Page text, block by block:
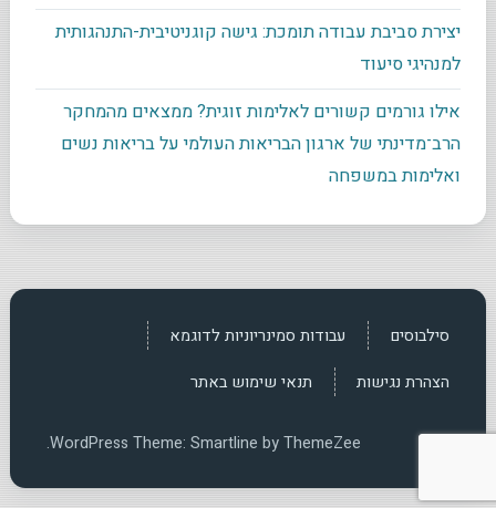
יצירת סביבת עבודה תומכת: גישה קוגניטיבית-התנהגותית
למנהיגי סיעוד
אילו גורמים קשורים לאלימות זוגית? ממצאים מהמחקר
הרב־מדינתי של ארגון הבריאות העולמי על בריאות נשים
ואלימות במשפחה
סילבוסים עבודות סמינריוניות לדוגמא
הצהרת נגישות תנאי שימוש באתר
WordPress Theme: Smartline by ThemeZee.